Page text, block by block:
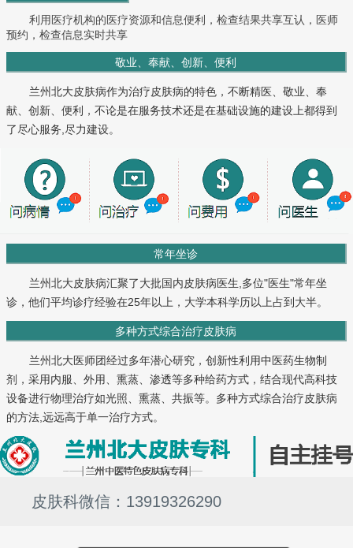
利用医疗机构的医疗资源和信息便利，检查结果共享互认，医师
预约，检查信息实时共享
敬业、奉献、创新、便利
兰州北大皮肤病作为治疗皮肤病的特色，不断精医、敬业、奉
献、创新、便利，不论是在服务技术还是在基础设施的建设上都得到
了尽心服务,尽力建设。
常年坐诊
兰州北大皮肤病汇聚了大批国内皮肤病医生,多位"医生"常年坐
诊，他们平均诊疗经验在25年以上，大学本科学历以上占到大半。
多种方式综合治疗皮肤病
兰州北大医师团经过多年潜心研究，创新性利用中医药生物制
剂，采用内服、外用、熏蒸、渗透等多种给药方式，结合现代高科技
设备进行物理治疗如光照、熏蒸、共振等。多种方式综合治疗皮肤病
的方法,远远高于单一治疗方式。
皮肤科微信：13919326290